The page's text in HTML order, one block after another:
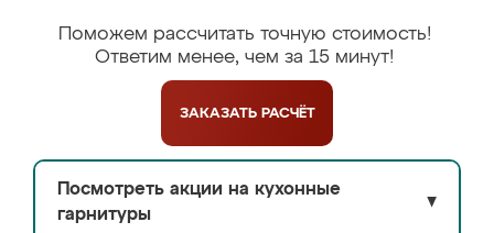
Поможем рассчитать точную стоимость!
Ответим менее, чем за 15 минут!
ЗАКАЗАТЬ РАСЧЁТ
Посмотреть акции на кухонные
гарнитуры
▼